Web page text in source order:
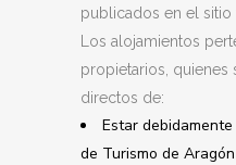
publicados en el sitio
Los alojamientos
propietarios, quienes
directos de:
Estar
de Turismo de Aragón